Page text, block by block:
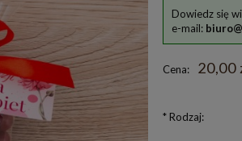
Dowiedz się
e-mail:
Cena: 20,00
* Rodzaj: